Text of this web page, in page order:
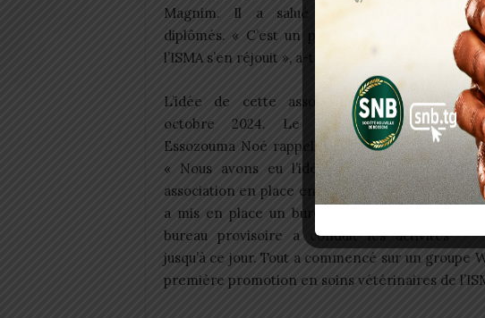
Magnim. Il a salué la démarche des
diplômés. « C’est un privilège pour l’ISMA,
l’ISMA s’en réjouit », a-t-il déclaré.
L’idée de cette association remonte à
octobre 2024. Le président KASSAN
Essozouma Noé rappelle les circonstances.
« Nous avons eu l’idée de mettre cette
association en place en octobre 2024, où on
a mis en place un bureau provisoire. » Ce
bureau provisoire a conduit les activités
jusqu’à ce jour. Tout a commencé sur un groupe
première promotion en soins vétérinaires de